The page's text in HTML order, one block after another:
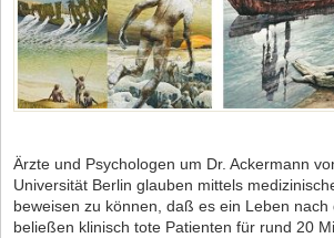
Ärzte und Psychologen um Dr. Ackermann
Universität Berlin glauben mittels
beweisen zu können, daß es ein Leben nach
beließen klinisch tote Patienten für rund 20